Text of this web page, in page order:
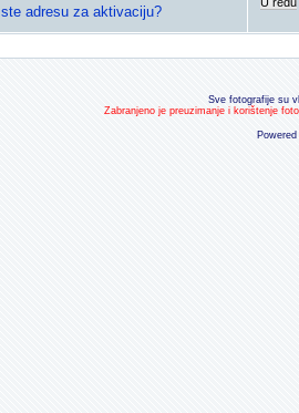
adresu za aktivaciju?
Sve fotografije su
Zabranjeno je preuzimanje i korištenje